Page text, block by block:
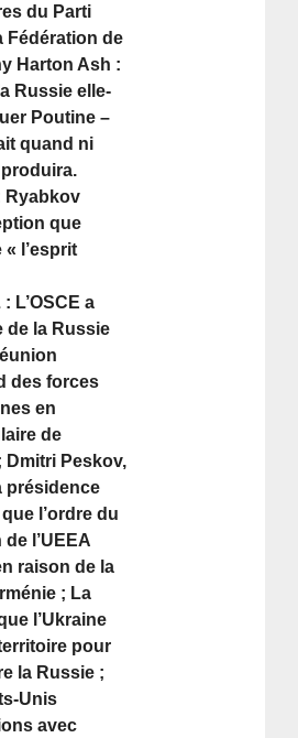
du Parti
Fédération de
Harton Ash :
Russie elle-
Poutine –
quand ni
Ryabkov
que
l’esprit
L’OSCE a
de la Russie
des forces
en
de
Dmitri Peskov,
présidence
l’ordre du
l’UEEA
raison de la
; La
l’Ukraine
pour
la Russie ;
Unis
avec